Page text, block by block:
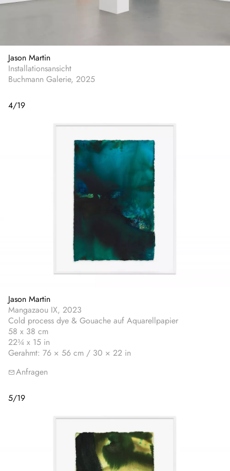
Jason Martin
Installationsansicht
Buchmann Galerie, 2025
4/19
Jason Martin
Mangazaou IX, 2023
Cold process dye & Gouache auf Aquarellpapier
58 x 38 cm
22¾ x 15 in
Gerahmt: 76 × 56 cm / 30 × 22 in
Anfragen
5/19